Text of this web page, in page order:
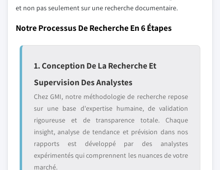
et non pas seulement sur une recherche documentaire.
Notre Processus De Recherche En 6 Étapes
1. Conception De La Recherche Et
Supervision Des Analystes
Chez GMI, notre méthodologie de recherche repose
sur une base d'expertise humaine, de validation
rigoureuse et de transparence totale. Chaque
insight, analyse de tendance et prévision dans nos
rapports est développé par des analystes
expérimentés qui comprennent les nuances de votre
marché.